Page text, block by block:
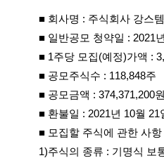
■ 회사명 : 주식회사 강스
■ 일반공모 청약일 : 2021
■ 1주당 모집(예정)가액 :
■ 공모주식수 : 118,848주
■ 공모금액 : 374,371,200
■ 환불일 : 2021년 10월 21
■ 모집할 주식에 관한 사항
1)주식의 종류 : 기명식 보